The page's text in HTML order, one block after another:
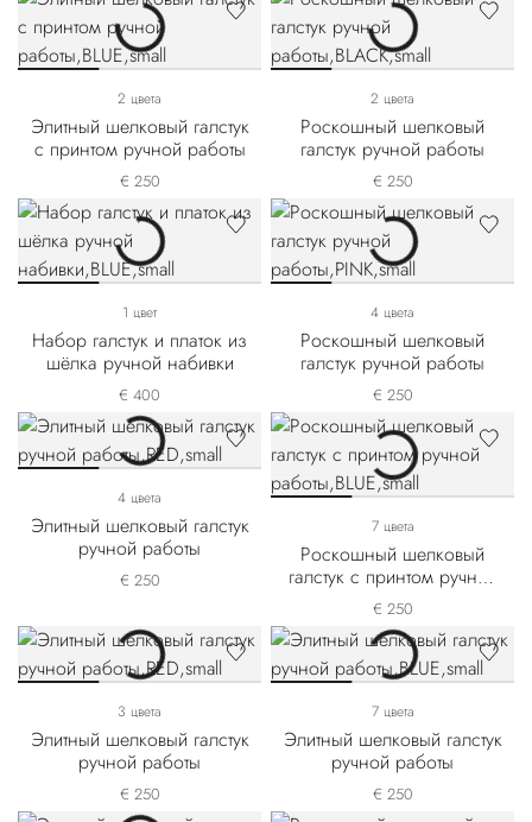
2 цвета
Элитный шелковый галстук
с принтом ручной работы
€ 250
2 цвета
Роскошный шелковый
галстук ручной работы
€ 250
1 цвет
Набор галстук и платок из
шёлка ручной набивки
€ 400
4 цвета
Роскошный шелковый
галстук ручной работы
€ 250
4 цвета
Элитный шелковый галстук
ручной работы
€ 250
7 цвета
Роскошный шелковый
галстук с принтом ручной
работы
€ 250
3 цвета
Элитный шелковый галстук
ручной работы
€ 250
7 цвета
Элитный шелковый галстук
ручной работы
€ 250